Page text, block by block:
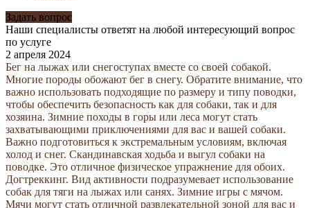
Задать вопрос
Наши специалисты ответят на любой интересующий вопрос
по услуге
2 апреля 2024
Бег на лыжах или снегоступах вместе со своей собакой.
Многие породы обожают бег в снегу. Обратите внимание, что
важно использовать подходящие по размеру и типу поводки,
чтобы обеспечить безопасность как для собаки, так и для
хозяина. Зимние походы в горы или леса могут стать
захватывающими приключениями для вас и вашей собаки.
Важно подготовиться к экстремальным условиям, включая
холод и снег. Скандинавская ходьба и выгул собаки на
поводке. Это отличное физическое упражнение для обоих.
Догтреккинг. Вид активности подразумевает использование
собак для тяги на лыжах или санях. Зимние игры с мячом.
Мячи могут стать отличной развлекательной зоной для вас и